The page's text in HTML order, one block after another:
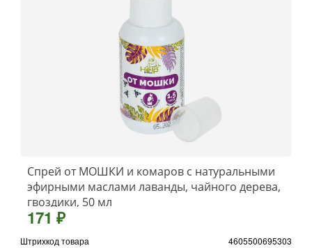
Спрей от МОШКИ и комаров с натуральными
эфирными маслами лаванды, чайного дерева,
гвоздики, 50 мл
171 ₽
Штрихкод товара 4605500695303